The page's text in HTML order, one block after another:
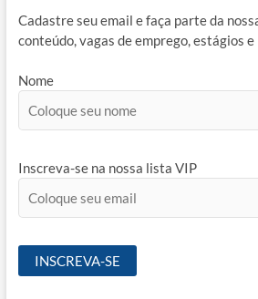
Cadastre seu email e faça parte da
conteúdo, vagas de emprego, estágios
Nome
Inscreva-se na nossa lista VIP